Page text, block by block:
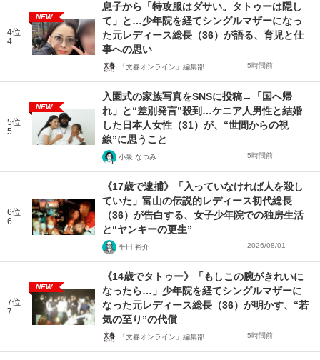
4位
4
NEW
息子から「特攻服はダサい。タトゥーは隠し
て」と…少年院を経てシングルマザーになっ
た元レディース総長（36）が語る、育児と仕
事への思い
「文春オンライン」編集部 5時間前
5位
5
NEW
入園式の家族写真をSNSに投稿→「国へ帰
れ」と“差別発言”殺到…ケニア人男性と結婚
した日本人女性（31）が、“世間からの視
線”に思うこと
小泉 なつみ 5時間前
6位
6
《17歳で逮捕》「入っていなければ人を殺し
ていた」富山の伝説的レディース初代総長
（36）が告白する、女子少年院での独房生活
と“ヤンキーの更生”
平田 裕介 2026/08/01
7位
7
NEW
《14歳でタトゥー》「もしこの腕がきれいに
なったら…」少年院を経てシングルマザーに
なった元レディース総長（36）が明かす、“若
気の至り”の代償
「文春オンライン」編集部 5時間前